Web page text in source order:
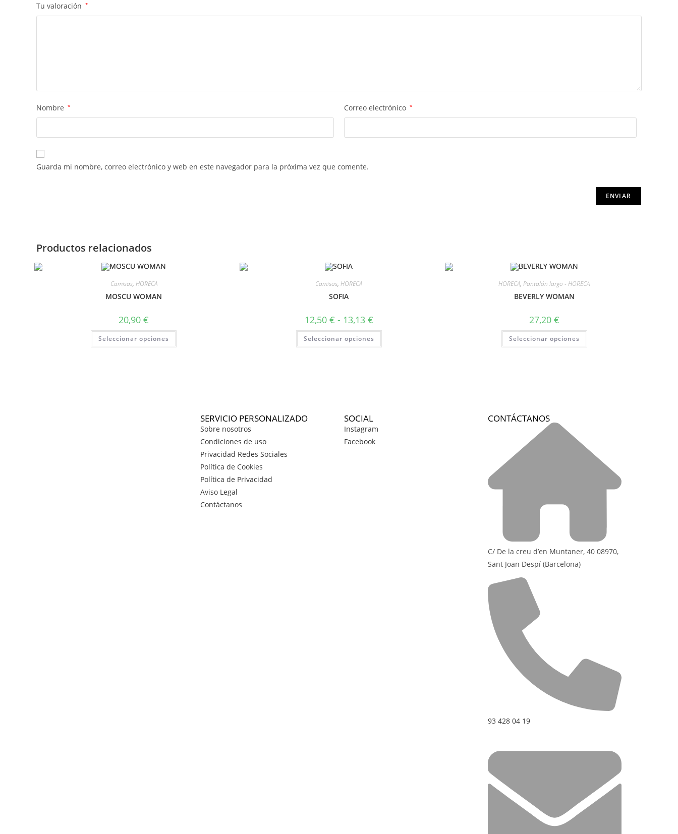
Tu valoración *
Nombre * Correo electrónico *
Guarda mi nombre, correo electrónico y web en este navegador para la próxima vez que comente.
Productos relacionados
Camisas, HORECA
MOSCU WOMAN
20,90€
Seleccionar opciones
Camisas,HORECA
SOFIA
12,50 € - 13,13 €
Seleccionar opciones
HORECA,Pantalón largo - HORECA
BEVERLY WOMAN
27,20 €
Seleccionar opciones
SERVICIO PERSONALIZADO
Sobre nosotros
Condiciones de uso
Privacidad Redes Sociales
Política de Cookies
Política de Privacidad
Aviso Legal
Contáctanos
SOCIAL
Instagram
Facebook
CONTÁCTANOS
C/ De la creu d’en Muntaner, 40 08970,
Sant Joan Despí (Barcelona)
93 428 04 19